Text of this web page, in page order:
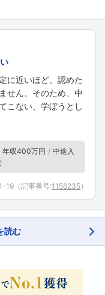
に近いほど、認めた
せん。そのため、中
こない、学ぼうとし
年収400万円
中途入
19 （記事番号:1156235）
読む